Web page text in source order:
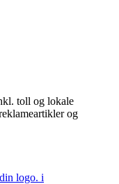
toll og lokale
og
logo. i